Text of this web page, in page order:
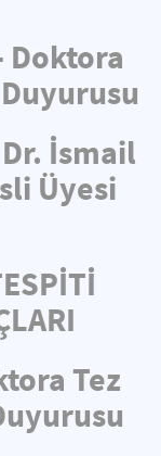
Doktora
İsmail
Üyesi
Tez